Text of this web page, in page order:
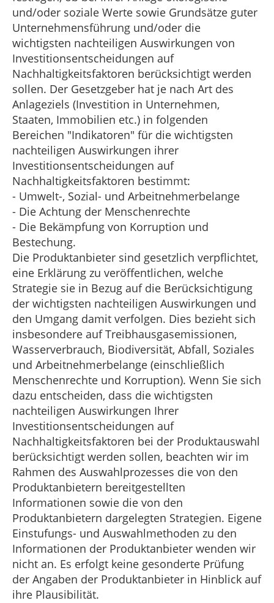
und/oder soziale Werte sowie Grundsätze guter
Unternehmensführung und/oder die
wichtigsten nachteiligen Auswirkungen von
Investitionsentscheidungen auf
Nachhaltigkeitsfaktoren berücksichtigt werden
sollen. Der Gesetzgeber hat je nach Art des
Anlageziels (Investition in Unternehmen,
Staaten, Immobilien etc.) in folgenden
Bereichen "Indikatoren" für die wichtigsten
nachteiligen Auswirkungen ihrer
Investitionsentscheidungen auf
Nachhaltigkeitsfaktoren bestimmt:
- Umwelt-, Sozial- und Arbeitnehmerbelange
- Die Achtung der Menschenrechte
- Die Bekämpfung von Korruption und
Bestechung.
Die Produktanbieter sind gesetzlich verpflichtet,
eine Erklärung zu veröffentlichen, welche
Strategie sie in Bezug auf die Berücksichtigung
der wichtigsten nachteiligen Auswirkungen und
den Umgang damit verfolgen. Dies bezieht sich
insbesondere auf Treibhausgasemissionen,
Wasserverbrauch, Biodiversität, Abfall, Soziales
und Arbeitnehmerbelange (einschließlich
Menschenrechte und Korruption). Wenn Sie sich
dazu entscheiden, dass die wichtigsten
nachteiligen Auswirkungen Ihrer
Investitionsentscheidungen auf
Nachhaltigkeitsfaktoren bei der Produktauswahl
berücksichtigt werden sollen, beachten wir im
Rahmen des Auswahlprozesses die von den
Produktanbietern bereitgestellten
Informationen sowie die von den
Produktanbietern dargelegten Strategien. Eigene
Einstufungs- und Auswahlmethoden zu den
Informationen der Produktanbieter wenden wir
nicht an. Es erfolgt keine gesonderte Prüfung
der Angaben der Produktanbieter in Hinblick auf
ihre Plausibilität.